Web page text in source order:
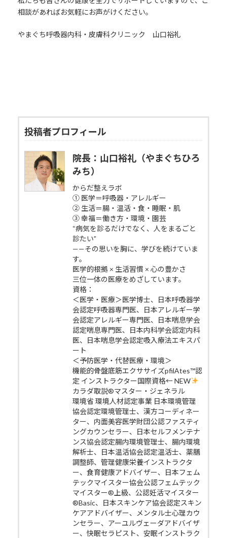
相談があればお気軽にお声がけください。
やまぐち呼吸器内科・皮膚科クリニック 山口裕礼
投稿者プロフィール
院長：山口裕礼（やまぐちひろ
みち）
からだ整えラボ
① 医学＝呼吸器・アレルギー
② 生活＝腸・温活・食・睡眠・肌
③ 幸福＝働き方・環境・園芸
“病気を診るだけでなく、人をまるごと
診たい”
——その思いを胸に、学びを続けていま
す。
医学的根拠 × 生活習慣 × 心の豊かさ
三位一体の医療をめざしています。
資格：
＜医学・医療＞医学博士、日本呼吸器学
会認定呼吸器専門医、日本アレルギー学
会認定アレルギー専門医、日本喘息学会
認定喘息専門医、日本内科学会認定内科
医、日本喘息学会認定吸入療法エキスパ
ート
＜予防医学・代替医療・環境＞
機能的骨盤底筋エクササイズpfilAtes™認
定 インストラクター国際資格← NEW
カラダ取説®マスター・ジェネラル
環境省 環境人材認定事業 日本環境管理
協会認定環境管理士、漢方コーディネー
ター、内面美容医学財団公認ファスティ
ングカウンセラー、日本セルフメンテナ
ンス協会認定腸内環境管理士、腸内環境
解析士、日本温活協会認定温活士、薬膳
調整師、管理健康栄養インストラクタ
ー、食育健康アドバイザー、日本フェム
テックマイスター協会公認フェムテック
マイスター®上級、公認妊活マイスター
®Basic、日本スキンケア協会認定スキン
ケアアドバイザー、メンタル士心理カウ
ンセラー、アーユルヴェーダアドバイザ
ー、快眠セラピスト、安眠インストラク